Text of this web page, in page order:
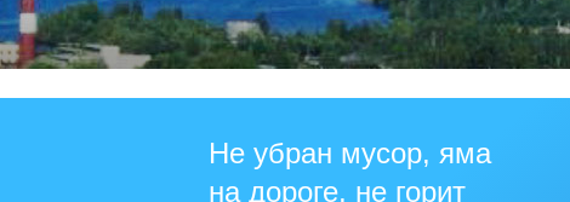
Не убран мусор, яма
на дороге, не горит